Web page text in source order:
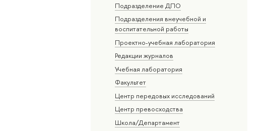
Подразделение ДПО
Подразделения внеучебной и
воспитательной работы
Проектно-учебная лаборатория
Редакции журналов
Учебная лаборатория
Факультет
Центр передовых исследований
Центр превосходства
Школа/Департамент